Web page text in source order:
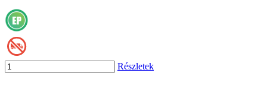
Részletek